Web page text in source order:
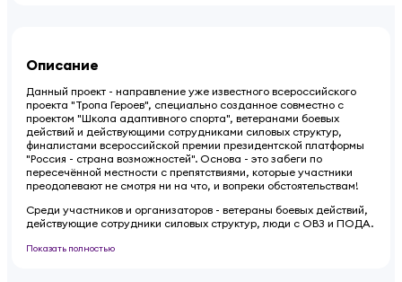
Описание
Данный проект - направление уже известного всероссийского
проекта "Тропа Героев", специально созданное совместно с
проектом "Школа адаптивного спорта", ветеранами боевых
действий и действующими сотрудниками силовых структур,
финалистами всероссийской премии президентской платформы
"Россия - страна возможностей". Основа - это забеги по
пересечённой местности с препятствиями, которые участники
преодолевают не смотря ни на что, и вопреки обстоятельствам!
Среди участников и организаторов - ветераны боевых действий,
действующие сотрудники силовых структур, люди с ОВЗ и ПОДА.
Показать полностью